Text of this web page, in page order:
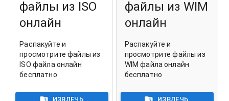
файлы из ISO
онлайн
Распакуйте и
просмотрите файлы из
ISO файла онлайн
бесплатно
ИЗВЛЕЧЬ
файлы из WIM
онлайн
Распакуйте и
просмотрите файлы из
WIM файла онлайн
бесплатно
ИЗВЛЕЧЬ